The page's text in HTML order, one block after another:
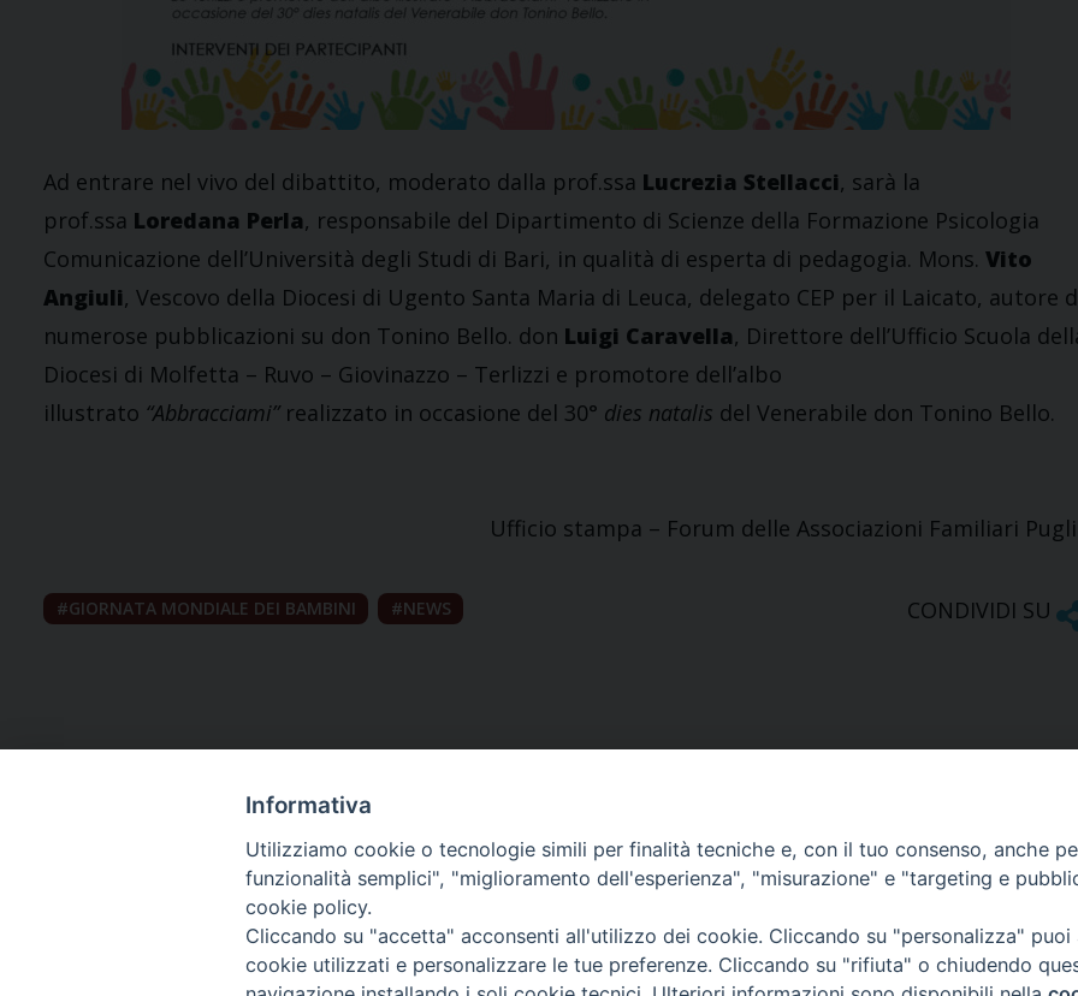
Ad entrare nel vivo del dibattito, moderato dalla prof.ssa Lucrezia Stellacci, sarà la
prof.ssa Loredana Perla, responsabile del Dipartimento di Scienze della Formazione Psicologia
Comunicazione dell’Università degli Studi di Bari, in qualità di esperta di pedagogia. Mons. Vito
Angiuli, Vescovo della Diocesi di Ugento Santa Maria di Leuca, delegato CEP per il Laicato, autore
numerose pubblicazioni su don Tonino Bello. don Luigi Caravella, Direttore dell’Ufficio Scuola
Diocesi di Molfetta – Ruvo – Giovinazzo – Terlizzi e promotore dell’albo
illustrato “Abbracciami”realizzato in occasione del 30° dies natalis del Venerabile don Tonino Bello.
Ufficio stampa – Forum delle Associazioni Familiari
GIORNATA MONDIALE DEI BAMBINI NEWS CONDIVIDI SU
Piazza Giovene 4 – 70056 Molfetta (BA)
Ufficio Comunicazioni sociali
Piazza Giovene 4 – 70056 Molfetta (BA)
Informativa
Utilizziamo cookie o tecnologie simili per finalità tecniche e, con il tuo consenso, anche
funzionalità semplici", "miglioramento dell'esperienza", "misurazione" e "targeting e
cookie policy.
Cliccando su "accetta" acconsenti all'utilizzo dei cookie. Cliccando su "personalizza"
cookie utilizzati e personalizzare le tue preferenze. Cliccando su "rifiuta" o chiudendo